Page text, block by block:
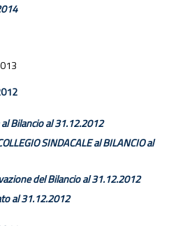
Bilancio al 31.12.2012
SINDACALE al BILANCIO al
del Bilancio al 31.12.2012
al 31.12.2012